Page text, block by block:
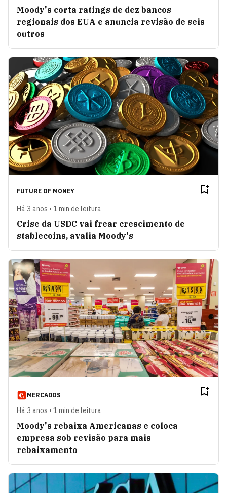
Moody's corta ratings de dez bancos
regionais dos EUA e anuncia revisão de seis
outros
FUTURE OF MONEY
Há 3 anos • 1 min de leitura
Crise da USDC vai frear crescimento de
stablecoins, avalia Moody's
MERCADOS
Há 3 anos • 1 min de leitura
Moody's rebaixa Americanas e coloca
empresa sob revisão para mais
rebaixamento